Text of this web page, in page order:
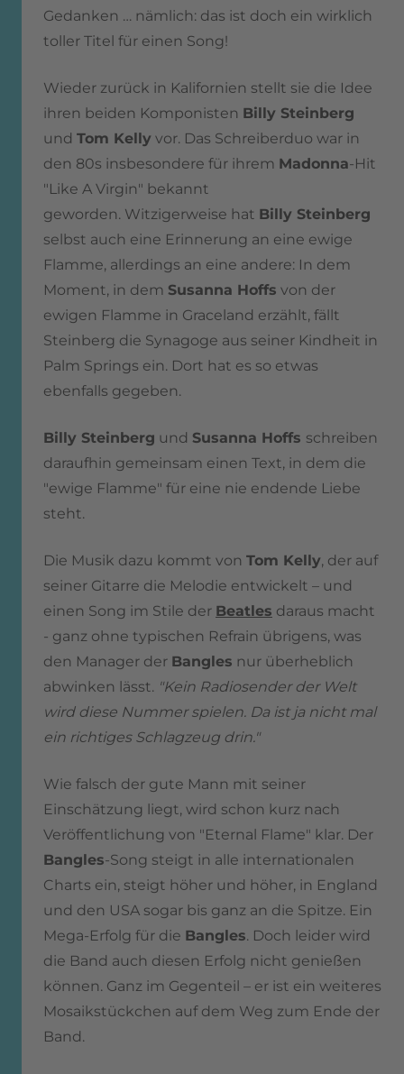
Gedanken … nämlich: das ist doch ein wirklich
toller Titel für einen Song!
Wieder zurück in Kalifornien stellt sie die Idee
ihren beiden Komponisten Billy Steinberg
und Tom Kelly vor. Das Schreiberduo war in
den 80s insbesondere für ihrem Madonna-Hit
"Like A Virgin" bekannt
geworden. Witzigerweise hat Billy Steinberg
selbst auch eine Erinnerung an eine ewige
Flamme, allerdings an eine andere: In dem
Moment, in dem Susanna Hoffs von der
ewigen Flamme in Graceland erzählt, fällt
Steinberg die Synagoge aus seiner Kindheit in
Palm Springs ein. Dort hat es so etwas
ebenfalls gegeben.
Billy Steinberg und Susanna Hoffs schreiben
daraufhin gemeinsam einen Text, in dem die
"ewige Flamme" für eine nie endende Liebe
steht.
Die Musik dazu kommt von Tom Kelly, der auf
seiner Gitarre die Melodie entwickelt – und
einen Song im Stile der Beatles daraus macht
- ganz ohne typischen Refrain übrigens, was
den Manager der Bangles nur überheblich
abwinken lässt. "Kein Radiosender der Welt
wird diese Nummer spielen. Da ist ja nicht mal
ein richtiges Schlagzeug drin."
Wie falsch der gute Mann mit seiner
Einschätzung liegt, wird schon kurz nach
Veröffentlichung von "Eternal Flame" klar. Der
Bangles-Song steigt in alle internationalen
Charts ein, steigt höher und höher, in England
und den USA sogar bis ganz an die Spitze. Ein
Mega-Erfolg für die Bangles. Doch leider wird
die Band auch diesen Erfolg nicht genießen
können. Ganz im Gegenteil – er ist ein weiteres
Mosaikstückchen auf dem Weg zum Ende der
Band.